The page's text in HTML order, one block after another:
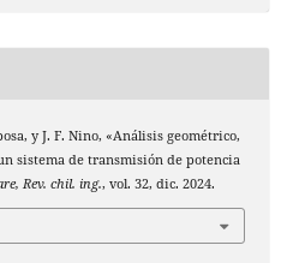
y J. F. Nino, «Análisis geométrico,
sistema de transmisión de potencia
Rev. chil. ing., vol. 32, dic. 2024.